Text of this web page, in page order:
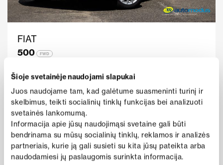
Šioje svetainėje naudojami slapukai
Juos naudojame tam, kad galėtume suasmeninti turinį ir
skelbimus, teikti socialinių tinklų funkcijas bei analizuoti
svetainės lankomumą.
Informacija apie jūsų naudojimąsi svetaine gali būti
bendrinama su mūsų socialinių tinklų, reklamos ir analizės
partneriais, kurie ją gali susieti su kita jūsų pateikta arba
naudodamiesi jų paslaugomis surinkta informacija.
FIAT
500
FWD
Benzinas Mechaninė
Peržiūrėti pasiūlymą
nuo138 €
i
13 950 €